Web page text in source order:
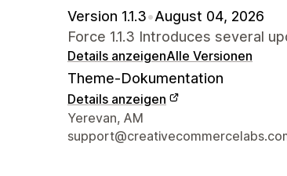
Version 1.1.3•August 04, 2026
Force 1.1.3 Introduces several
Details anzeigenAlle Versionen
Theme-Dokumentation
Details anzeigen
Designer-Kontaktdaten
Yerevan, AM